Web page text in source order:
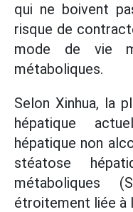
qui ne boivent
risque de
mode de vie
métaboliques.
Selon Xinhua, la
hépatique
hépatique non
stéatose
métaboliques
étroitement liée à